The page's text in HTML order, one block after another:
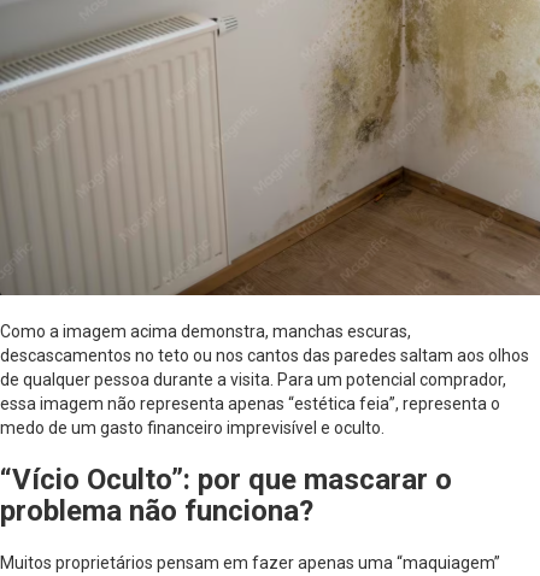
Como a imagem acima demonstra, manchas escuras,
descascamentos no teto ou nos cantos das paredes saltam aos olhos
de qualquer pessoa durante a visita. Para um potencial comprador,
essa imagem não representa apenas “estética feia”, representa o
medo de um gasto financeiro imprevisível e oculto.
“Vício Oculto”: por que mascarar o
problema não funciona?
Muitos proprietários pensam em fazer apenas uma “maquiagem”